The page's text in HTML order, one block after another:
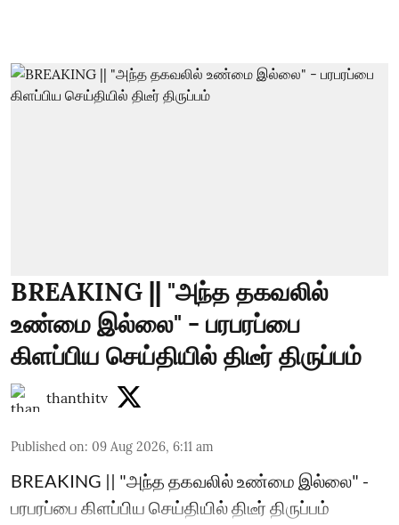
BREAKING || "அந்த தகவலில்
உண்மை இல்லை" - பரபரப்பை
கிளப்பிய செய்தியில் திடீர் திருப்பம்
thanthitv
Published on: 09 Aug 2026, 6:11 am
BREAKING || "அந்த தகவலில் உண்மை இல்லை" -
பரபரப்பை கிளப்பிய செய்தியில் திடீர் திருப்பம்